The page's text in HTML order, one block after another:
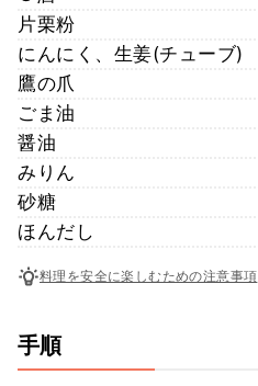
片栗粉
にんにく、生姜(チューブ)
鷹の爪
ごま油
醤油
みりん
砂糖
ほんだし
料理を安全に楽しむための注意事項
手順